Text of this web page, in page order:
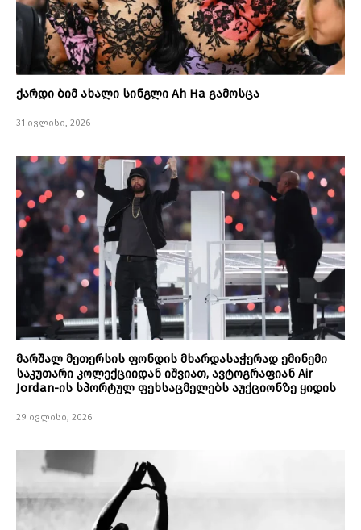
ქარდი ბიმ ახალი სინგლი Ah Ha გამოსცა
31 ივლისი, 2026
მარშალ მეთერსის ფონდის მხარდასაჭერად ემინემი
საკუთარი კოლექციიდან იშვიათ, ავტოგრაფიან Air
Jordan-ის სპორტულ ფეხსაცმელებს აუქციონზე ყიდის
29 ივლისი, 2026